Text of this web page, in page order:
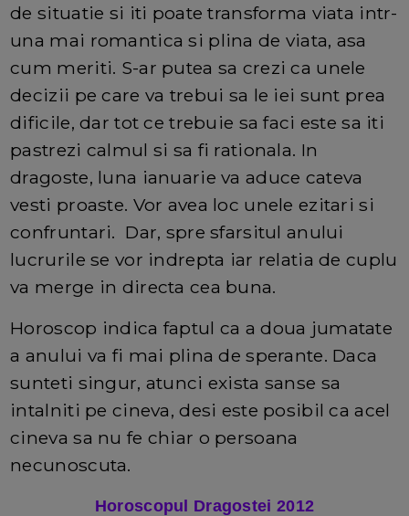
de situatie si iti poate transforma viata intr-
una mai romantica si plina de viata, asa
cum meriti. S-ar putea sa crezi ca unele
decizii pe care va trebui sa le iei sunt prea
dificile, dar tot ce trebuie sa faci este sa iti
pastrezi calmul si sa fi rationala. In
dragoste, luna ianuarie va aduce cateva
vesti proaste. Vor avea loc unele ezitari si
confruntari. Dar, spre sfarsitul anului
lucrurile se vor indrepta iar relatia de cuplu
va merge in directa cea buna.
Horoscop indica faptul ca a doua jumatate
a anului va fi mai plina de sperante. Daca
sunteti singur, atunci exista sanse sa
intalniti pe cineva, desi este posibil ca acel
cineva sa nu fe chiar o persoana
necunoscuta.
Horoscopul Dragostei 2012